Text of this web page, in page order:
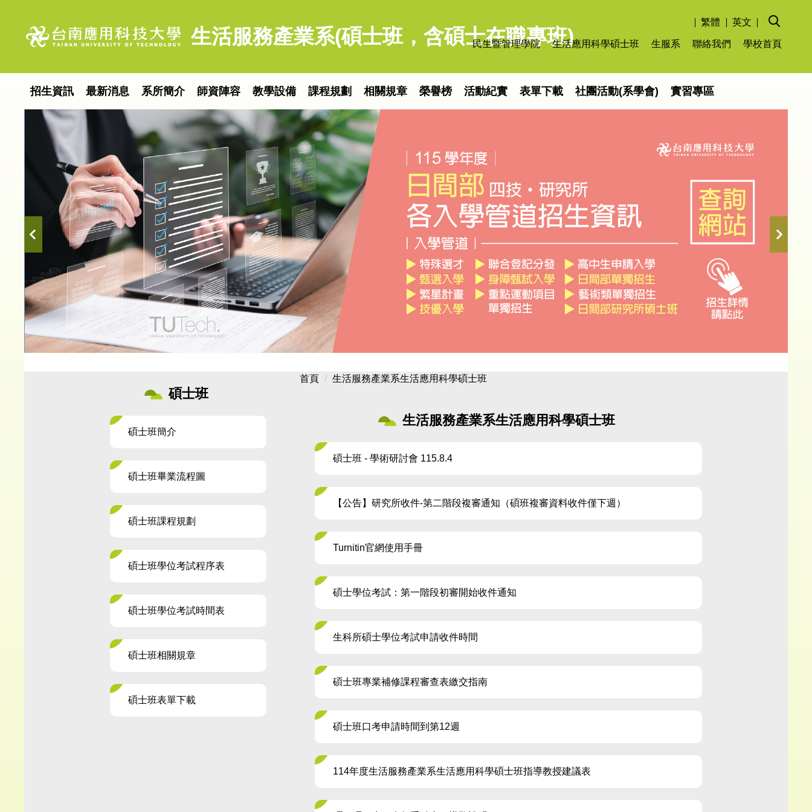
生活服務產業系(碩士班，含碩士在職專班)
繁體 英文
招生資訊 最新消息 系所簡介 師資陣容 教學設備 課程規劃 相關規章 榮譽榜 活動紀實 表單下載 社團活動(系學會) 實習專區
民生暨管理學院 生活應用科學碩士班 生服系 聯絡我們 學校首頁
碩士班
碩士班簡介
碩士班畢業流程圖
碩士班課程規劃
碩士班學位考試程序表
碩士班學位考試時間表
碩士班相關規章
碩士班表單下載
首頁 生活服務產業系生活應用科學碩士班
生活服務產業系生活應用科學碩士班
碩士班 - 學術研討會 115.8.4
【公告】研究所收件-第二階段複審通知（碩班複審資料收件僅下週）
Turnitin官網使用手冊
碩士學位考試：第一階段初審開始收件通知
生科所碩士學位考試申請收件時間
碩士班專業補修課程審查表繳交指南
碩士班口考申請時間到第12週
114年度生活服務產業系生活應用科學碩士班指導教授建議表